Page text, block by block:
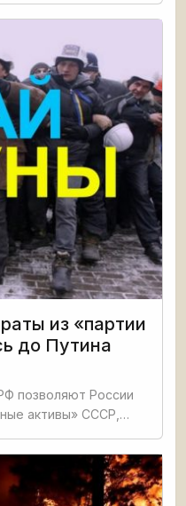
из «партии
до Путина
позволяют России
активы» СССР,
Украины или